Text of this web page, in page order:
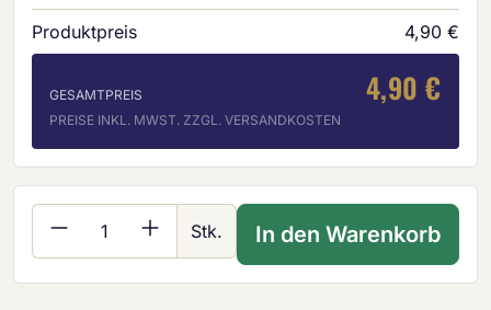
Produktpreis 4,90 €
GESAMTPREIS 4,90 €
PREISE INKL. MWST. ZZGL. VERSANDKOSTEN
Produkt Anzahl: Gib den gewünschten
Stk. In den Warenkorb